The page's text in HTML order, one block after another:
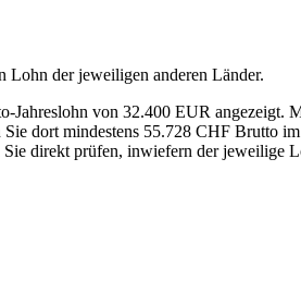
Lohn der jeweiligen anderen Länder.
Jahreslohn von 32.400 EUR angezeigt.
dort mindestens 55.728 CHF Brutto
direkt prüfen, inwiefern der jeweilige